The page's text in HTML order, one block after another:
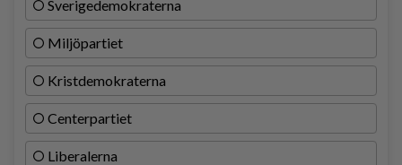
Sverigedemokraterna
Miljöpartiet
Kristdemokraterna
Centerpartiet
Liberalerna